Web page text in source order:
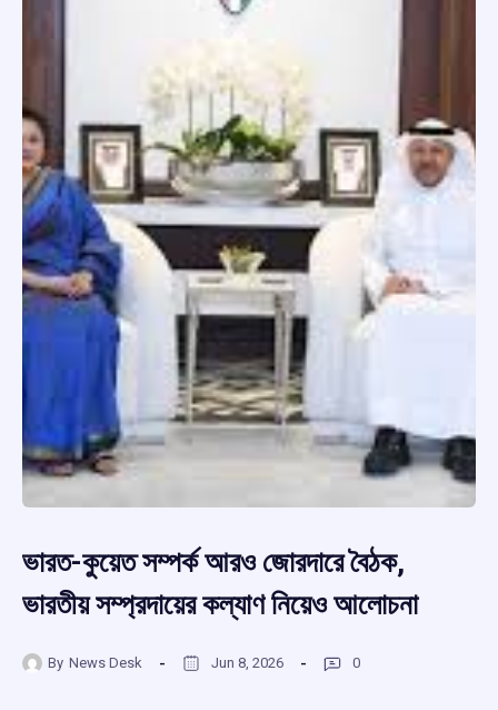
ভারত-কুয়েত সম্পর্ক আরও জোরদারে বৈঠক,
ভারতীয় সম্প্রদায়ের কল্যাণ নিয়েও আলোচনা
By News Desk Jun 8, 2026 0